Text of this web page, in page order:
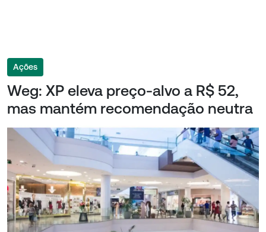
Ações
Weg: XP eleva preço-alvo a R$ 52,
mas mantém recomendação neutra